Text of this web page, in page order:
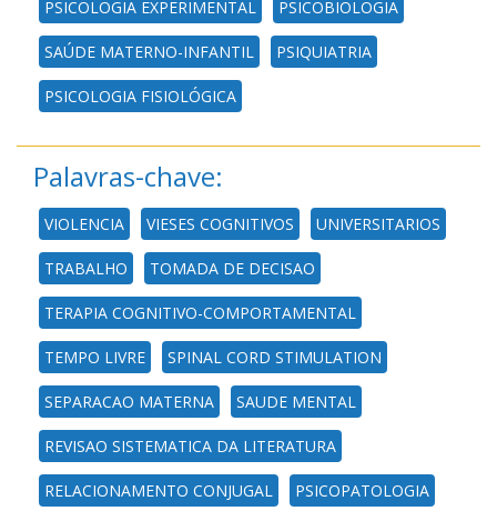
PSICOLOGIA EXPERIMENTAL PSICOBIOLOGIA
SAÚDE MATERNO-INFANTIL PSIQUIATRIA
PSICOLOGIA FISIOLÓGICA
Palavras-chave:
VIOLENCIA VIESES COGNITIVOS UNIVERSITARIOS
TRABALHO TOMADA DE DECISAO
TERAPIA COGNITIVO-COMPORTAMENTAL
TEMPO LIVRE SPINAL CORD STIMULATION
SEPARACAO MATERNA SAUDE MENTAL
REVISAO SISTEMATICA DA LITERATURA
RELACIONAMENTO CONJUGAL PSICOPATOLOGIA